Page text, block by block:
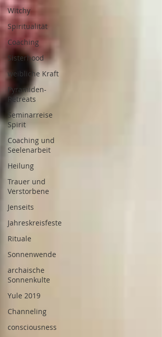
Witchy
Spiritualität
Coaching
Sisterhood
weibliche Kraft
Pyramiden-
Retreats
Seminarreise
Spirit
Coaching und
Seelenarbeit
Heilung
Trauer und
Verstorbene
Jenseits
Jahreskreisfeste
Rituale
Sonnenwende
archaische
Sonnenkulte
Yule 2019
Channeling
consciousness